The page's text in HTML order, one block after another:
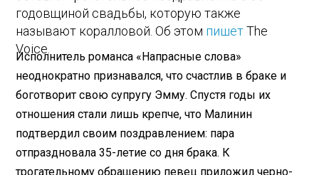
годовщиной свадьбы, которую также
называют коралловой. Об этом пишетThe
Voice.
Исполнитель романса «Напрасные слова»
неоднократно признавался, что счастлив в браке и
боготворит свою супругу Эмму. Спустя годы их
отношения стали лишь крепче, что Малинин
подтвердил своим поздравлением: пара
отпраздновала 35-летие со дня брака. К
трогательному обращению певец приложил черно-